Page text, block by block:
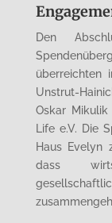
Den
überreichten
Unstrut-
Oskar
Life e.V. Die
Haus Evelyn
dass